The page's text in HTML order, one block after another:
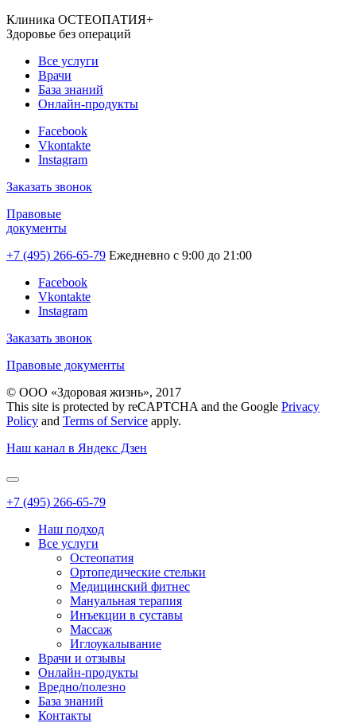
Клиника ОСТЕОПАТИЯ+
Здоровье без операций
Все услуги
Врачи
База знаний
Онлайн-продукты
Facebook
Vkontakte
Instagram
Заказать звонок
Правовые
документы
+7 (495) 266-65-79 Ежедневно с 9:00 до 21:00
Facebook
Vkontakte
Instagram
Заказать звонок
Правовые документы
© ООО «Здоровая жизнь», 2017
This site is protected by reCAPTCHA and the Google Privacy
Policy and Terms of Service apply.
Наш канал в Яндекс Дзен
+7 (495) 266-65-79
Наш подход
Все услуги
Остеопатия
Ортопедические стельки
Медицинский фитнес
Мануальная терапия
Инъекции в суставы
Массаж
Иглоукалывание
Врачи и отзывы
Онлайн-продукты
Вредно/полезно
База знаний
Контакты